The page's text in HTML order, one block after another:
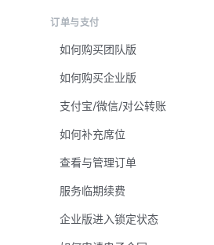
订单与支付
如何购买团队版
如何购买企业版
支付宝/微信/对公转账
如何补充席位
查看与管理订单
服务临期续费
企业版进入锁定状态